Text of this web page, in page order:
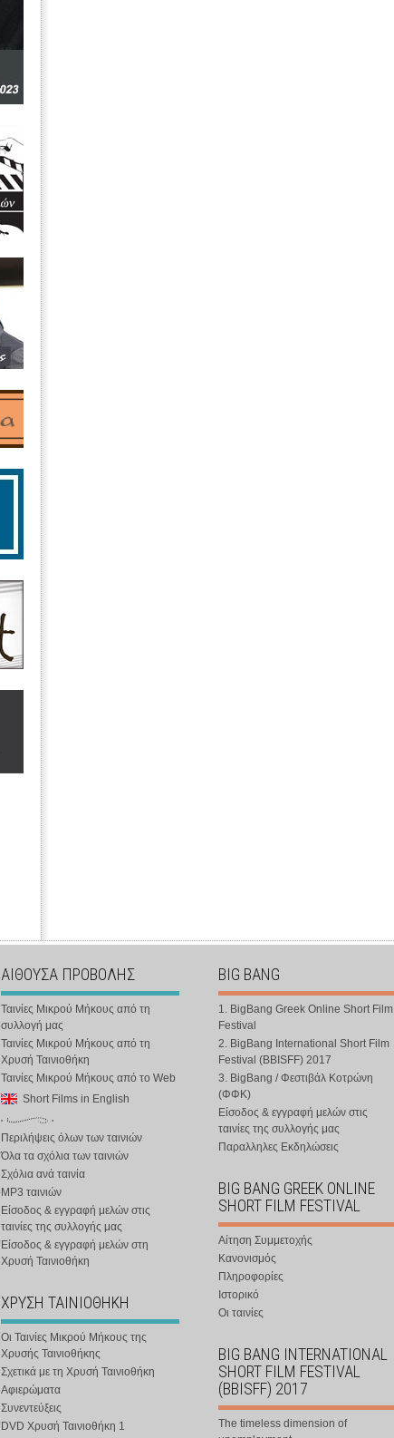
ΑΙΘΟΥΣΑ ΠΡΟΒΟΛΗΣ
Ταινίες Μικρού Μήκους από τη
συλλογή μας
Ταινίες Μικρού Μήκους από τη
Χρυσή Ταινιοθήκη
Ταινίες Μικρού Μήκους από το Web
Short Films in English
Περιλήψεις όλων των ταινιών
Όλα τα σχόλια των ταινιών
Σχόλια ανά ταινία
MP3 ταινιών
Είσοδος & εγγραφή μελών στις
ταινίες της συλλογής μας
Είσοδος & εγγραφή μελών στη
Χρυσή Ταινιοθήκη
ΧΡΥΣΗ ΤΑΙΝΙΟΘΗΚΗ
Οι Ταινίες Μικρού Μήκους της
Χρυσής Ταινιοθήκης
Σχετικά με τη Χρυσή Ταινιοθήκη
Αφιερώματα
Συνεντεύξεις
DVD Χρυσή Ταινιοθήκη 1
BIG BANG
1. BigBang Greek Online Short Film
Festival
2. BigBang International Short Film
Festival (BBISFF) 2017
3. BigBang / Φεστιβάλ Κοτρώνη
(ΦΦΚ)
Είσοδος & εγγραφή μελών στις
ταινίες της συλλογής μας
Παραλληλες Εκδηλώσεις
BIG BANG GREEK ONLINE
SHORT FILM FESTIVAL
Αίτηση Συμμετοχής
Κανονισμός
Πληροφορίες
Ιστορικό
Οι ταινίες
BIG BANG INTERNATIONAL
SHORT FILM FESTIVAL
(BBISFF) 2017
The timeless dimension of